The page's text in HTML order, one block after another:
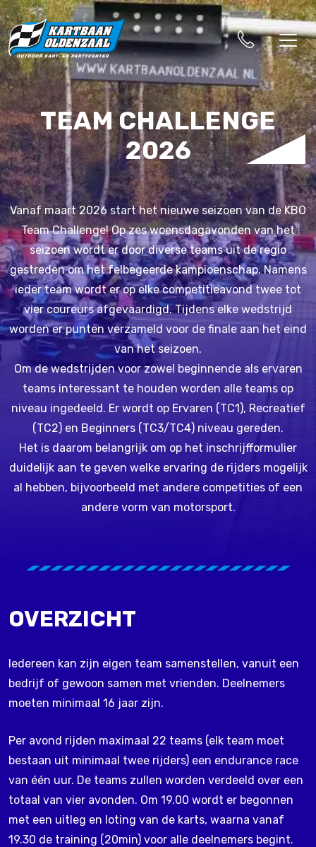
TEAM CHALLENGE
2026
Vanaf maart 2026 start het nieuwe seizoen van de KBO
Team Challenge! Op zes woensdagavonden van het
seizoen wordt er door diverse teams uit de regio
gestreden om het felbegeerde kampioenschap. Namens
ieder team wordt er op elke competitieavond twee tot
vier coureurs afgevaardigd. Tijdens elke wedstrijd
worden er punten verzameld voor de finale aan het eind
van het seizoen.
Om de wedstrijden voor zowel beginnende als ervaren
teams interessant te houden worden alle teams op
niveau ingedeeld. Er wordt op Ervaren (TC1), Recreatief
(TC2) en Beginners (TC3/TC4) niveau gereden.
Het is daarom belangrijk om op het inschrijfformulier
duidelijk aan te geven welke ervaring de rijders mogelijk
al hebben, bijvoorbeeld met andere competities of een
andere vorm van motorsport.
OVERZICHT
Iedereen kan zijn eigen team samenstellen, vanuit een
bedrijf of gewoon samen met vrienden. Deelnemers
moeten minimaal 16 jaar zijn.
Per avond rijden maximaal 22 teams (elk team moet
bestaan uit minimaal twee rijders) een endurance race
van één uur. De teams zullen worden verdeeld over een
totaal van vier avonden. Om 19.00 wordt er begonnen
met een uitleg en loting van de karts, waarna vanaf
19.30 de training (20min) voor alle deelnemers begint.